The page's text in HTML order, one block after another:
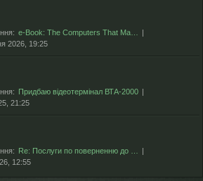
e-Book: The Computers That Ma…
2026, 19:25
Придбаю відеотермінал ВТА-2000
21:25
Re: Послуги по поверненню до …
12:55